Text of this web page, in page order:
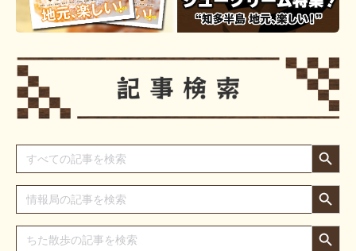
Search
for:
Search Button
Search
for:
Search Button
Search
for:
Search Button